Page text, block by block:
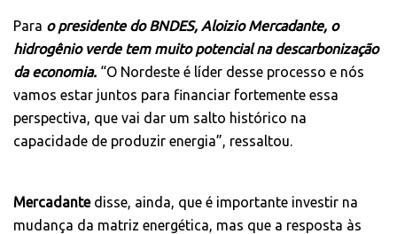
Para o presidente do BNDES, Aloizio Mercadante, o
hidrogênio verde tem muito potencial na descarbonização
da economia. “O Nordeste é líder desse processo e nós
vamos estar juntos para financiar fortemente essa
perspectiva, que vai dar um salto histórico na
capacidade de produzir energia”, ressaltou.
Mercadantedisse, ainda, que é importante investir na
mudança da matriz energética, mas que a resposta às